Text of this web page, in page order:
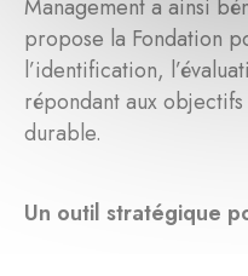
Management a ainsi
propose la Fondation
l’identification,
répondant aux
durable.
Un outil stratégique